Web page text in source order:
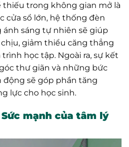
trong không gian mở là
cửa sổ lớn, hệ thống đèn
sáng tự nhiên sẽ giúp
giảm thiểu căng thẳng
học tập. Ngoài ra, sự kết
thư giãn và những bức
sẽ góp phần tăng
lực cho học sinh.
mạnh của tâm lý